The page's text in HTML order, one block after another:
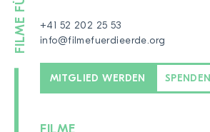
+41 52 202 25 53
info@filmefuerdieerde.org
MITGLIED WERDEN SPENDEN